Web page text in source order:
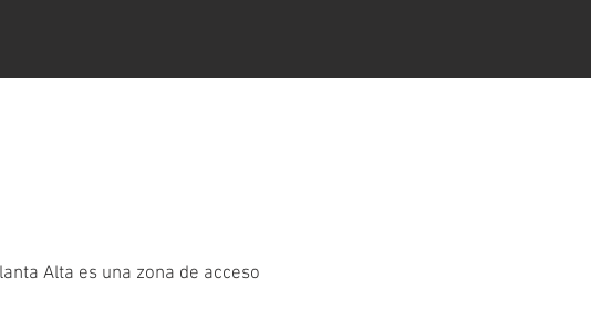
Alta es una zona de acceso